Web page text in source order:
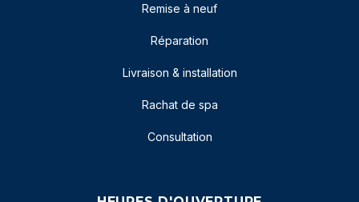
Remise à neuf
Réparation
Livraison & installation
Rachat de spa
Consultation